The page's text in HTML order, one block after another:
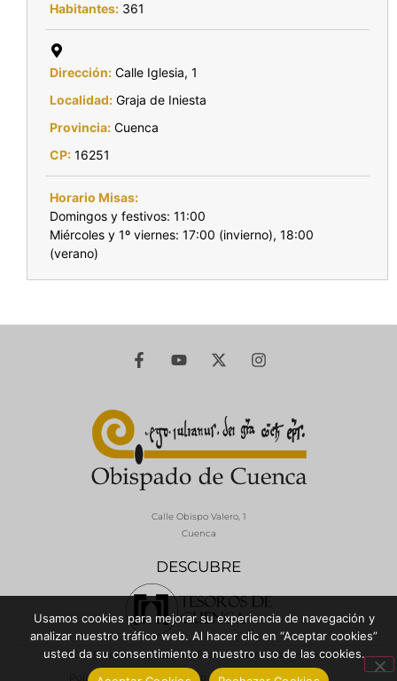
Habitantes: 361
Dirección: Calle Iglesia, 1
Localidad: Graja de Iniesta
Provincia: Cuenca
CP: 16251
Horario Misas:
Domingos y festivos: 11:00
Miércoles y 1º viernes: 17:00 (invierno), 18:00
(verano)
DESCUBRE
Calle Obispo Valero, 1
Cuenca
© 2026 Diócesis de Cuenca - Todos los derechos reservados
Política de Privacidad / Aviso LegalPolítica de Cookies
Usamos cookies para mejorar su experiencia de navegación y
analizar nuestro tráfico web. Al hacer clic en “Aceptar cookies”
usted da su consentimiento a nuestro uso de las cookies.